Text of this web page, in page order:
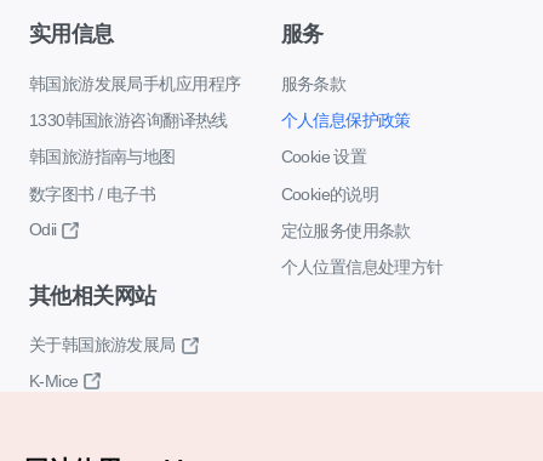
实用信息
韩国旅游发展局手机应用程序
1330韩国旅游咨询翻译热线
韩国旅游指南与地图
数字图书 / 电子书
Odii
服务
服务条款
个人信息保护政策
Cookie 设置
Cookie的说明
定位服务使用条款
个人位置信息处理方针
其他相关网站
关于韩国旅游发展局
K-Mice